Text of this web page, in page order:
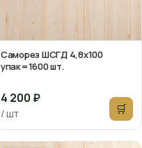
Саморез ШСГД 4,8х100
упак=1600 шт.
4 200 ₽
/ шт 🛒